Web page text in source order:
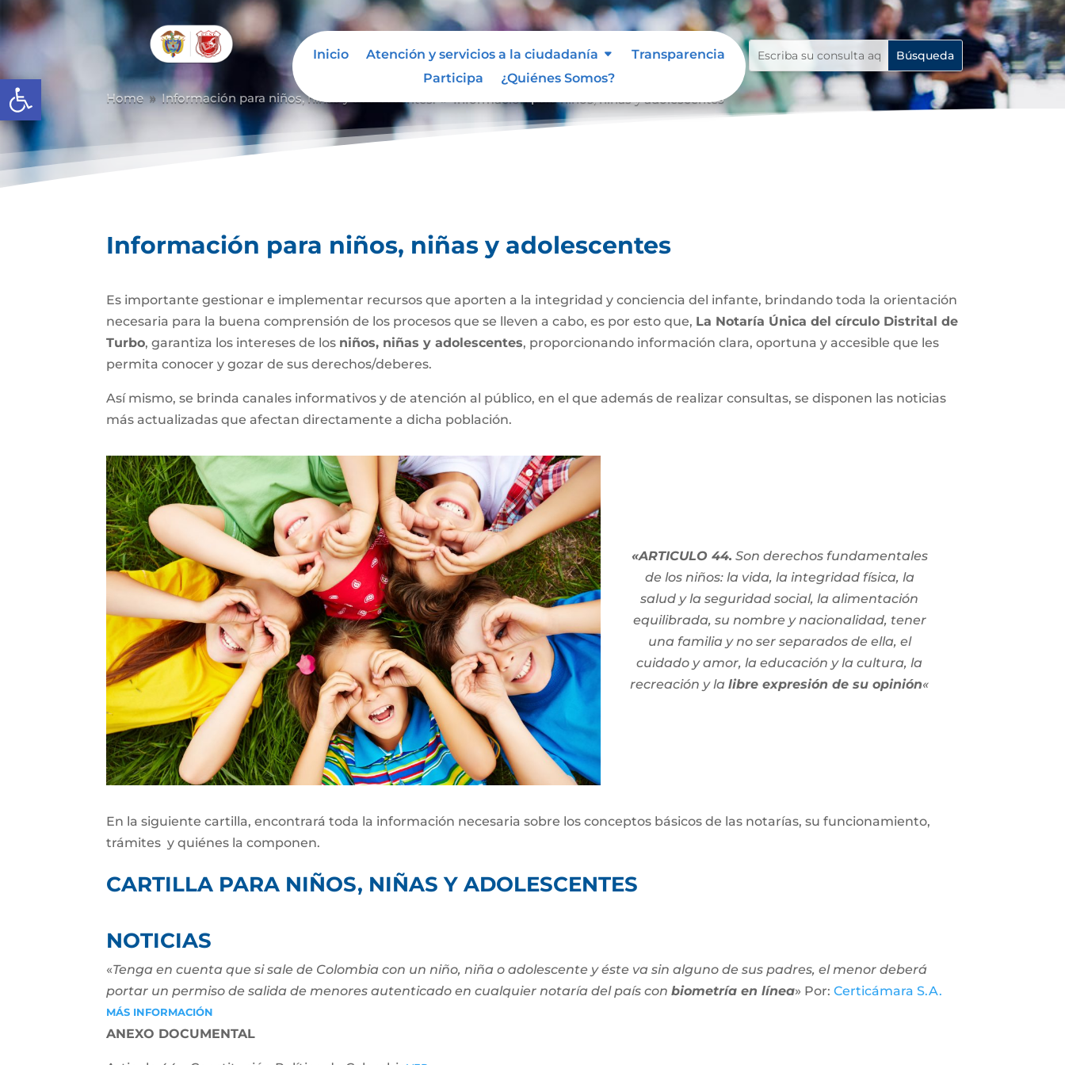
Abrir barra de herramientas
Inicio Atención y servicios a la ciudadanía
Transparencia
Participa
¿Quiénes Somos?
Home 9 Información para niños, niñas y adolescentes. Información para niños, niñas y adolescentes
Información para niños, niñas y adolescentes
Es importante gestionar e implementar recursos que aporten a la integridad y conciencia del infante, brindando toda la orientación
necesaria para la buena comprensión de los procesos que se lleven a cabo, es por esto que, La Notaría Única del círculo Distrital de
Turbo, garantiza los intereses de los niños, niñas y adolescentes, proporcionando información clara, oportuna y accesible que les
permita conocer y gozar de sus derechos/deberes.
Así mismo, se brinda canales informativos y de atención al público, en el que además de realizar consultas, se disponen las noticias
más actualizadas que afectan directamente a dicha población.
«ARTICULO 44. Son derechos fundamentales
de los niños: la vida, la integridad física, la
salud y la seguridad social, la alimentación
equilibrada, su nombre y nacionalidad, tener
una familia y no ser separados de ella, el
cuidado y amor, la educación y la cultura, la
recreación y lalibre expresión de su opinión«
En la siguiente cartilla, encontrará toda la información necesaria sobre los conceptos básicos de las notarías, su funcionamiento,
trámites y quiénes la componen.
CARTILLA PARA NIÑOS, NIÑAS Y ADOLESCENTES
NOTICIAS
«Tenga en cuenta que si sale de Colombia con un niño, niña o adolescente y éste va sin alguno de sus padres, el menor deberá
portar un permiso de salida de menores autenticado en cualquier notaría del país conbiometría en línea» Por:Certicámara S.A.
MÁS INFORMACIÓN
ANEXO DOCUMENTAL